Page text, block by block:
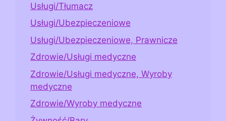
Usługi/Tłumacz
Usługi/Ubezpieczeniowe
Usługi/Ubezpieczeniowe, Prawnicze
Zdrowie/Usługi medyczne
Zdrowie/Usługi medyczne, Wyroby
medyczne
Zdrowie/Wyroby medyczne